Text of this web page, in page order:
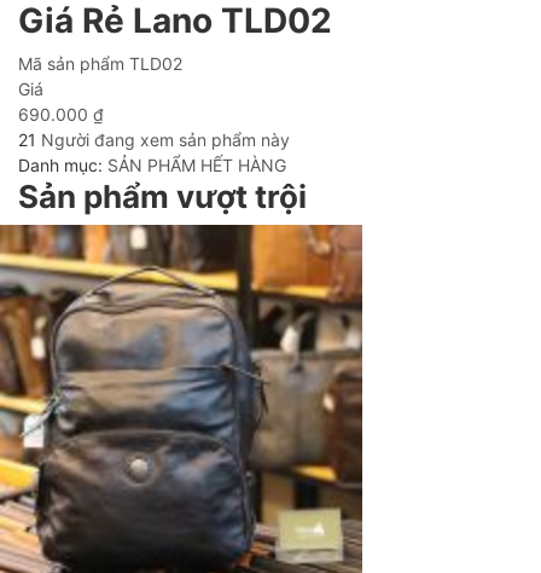
Giá Rẻ Lano TLD02
Mã sản phẩm TLD02
Giá
690.000 ₫
21 Người đang xem sản phẩm này
Danh mục: SẢN PHẨM HẾT HÀNG
Sản phẩm vượt trội